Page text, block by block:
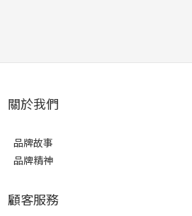
關於我們
品牌故事
品牌精神
顧客服務